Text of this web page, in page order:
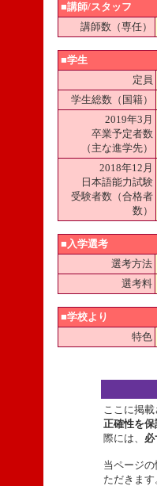
■講師/スタッフ
講師数（専任）
■学生
定員
学生総数（国籍）
2019年3月
卒業予定者数
（主な進学先）
2018年12月
日本語能力試験
受験者数（合格者
数）
■入学選考
選考方法
選考料
■学校より
特色
ここに掲
正確性を
際には、
当ページ
ただきま